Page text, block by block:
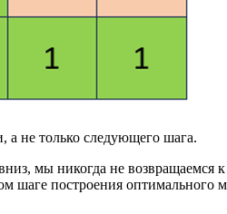
а не только следующего шага.
мы никогда не
шаге построения оптимального